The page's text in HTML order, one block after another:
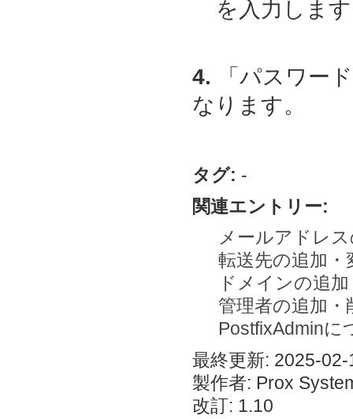
を入力しま
4. 「パスワー
なります。
タグ: -
関連エントリー:
メールアドレ
転送先の追加・
ドメインの追
管理者の追加・
PostfixAdminに
最終更新: 2025-
製作者: Prox
改訂: 1.10